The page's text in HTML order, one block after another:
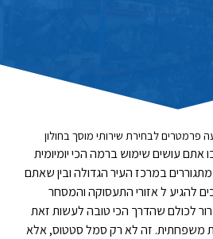
פרמטרים לבחירת שירותי מוסך בחולון
אתם עושים שימוש ברמה הכי יומיומית
במרכז העיר הגדולה ובין שאתם
להגיע ל אזורי התעסוקה והמסחר
לכולם שהדרך הכי טובה לעשות זאת
משפחתית. זה לא רק סמל סטטוס, אלא